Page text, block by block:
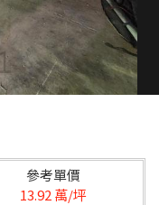
好屋限量釋出
參考單價
13.92 萬/坪